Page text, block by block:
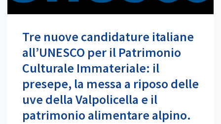
Tre nuove candidature italiane
all’UNESCO per il Patrimonio
Culturale Immateriale: il
presepe, la messa a riposo delle
uve della Valpolicella e il
patrimonio alimentare alpino.